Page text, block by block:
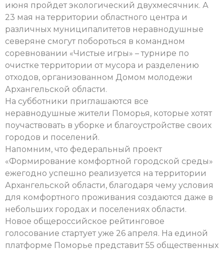
июня пройдет экологический двухмесячник. А
23 мая на территории областного центра и
различных муниципалитетов неравнодушные
северяне смогут побороться в командном
соревновании «Чистые игры» – турнире по
очистке территории от мусора и разделению
отходов, организованном Домом молодежи
Архангельской области.
На субботники приглашаются все
неравнодушные жители Поморья, которые хотят
поучаствовать в уборке и благоустройстве своих
городов и поселений.
Напомним, что федеральный проект
«Формирование комфортной городской среды»
ежегодно успешно реализуется на территории
Архангельской области, благодаря чему условия
для комфортного проживания создаются даже в
небольших городах и поселениях области.
Новое общероссийское рейтинговое
голосование стартует уже 26 апреля. На единой
платформе Поморье представит 55 общественных